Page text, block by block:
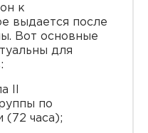
к
выдается после
Вот основные
для
II
по
(72 часа);